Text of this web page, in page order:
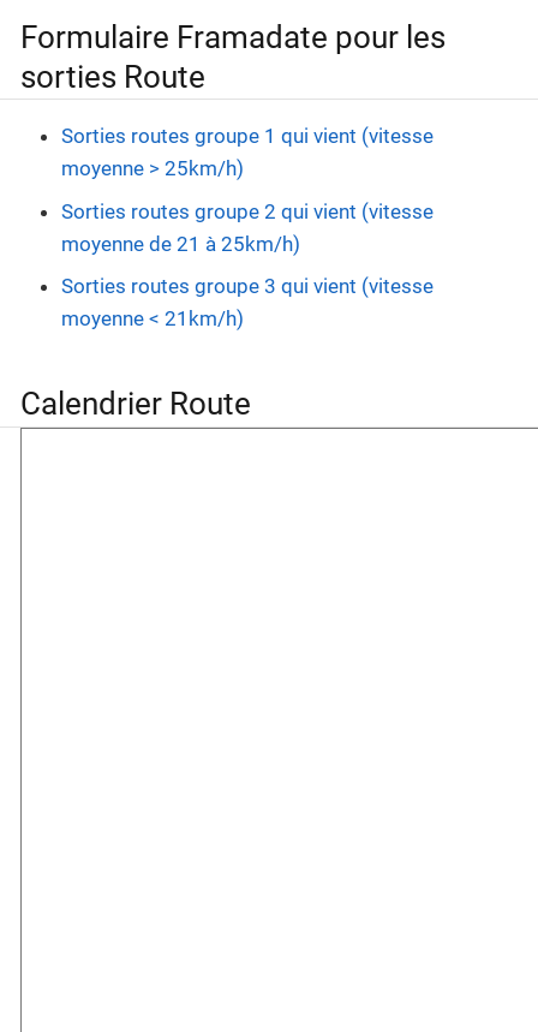
Formulaire Framadate pour les
sorties Route
Sorties routes groupe 1 qui vient (vitesse
moyenne > 25km/h)
Sorties routes groupe 2 qui vient (vitesse
moyenne de 21 à 25km/h)
Sorties routes groupe 3 qui vient (vitesse
moyenne < 21km/h)
Calendrier Route